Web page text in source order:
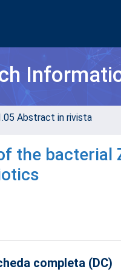
Abstract in rivista
the bacterial
completa (DC)